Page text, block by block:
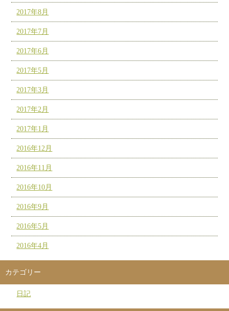
2017年8月
2017年7月
2017年6月
2017年5月
2017年3月
2017年2月
2017年1月
2016年12月
2016年11月
2016年10月
2016年9月
2016年5月
2016年4月
カテゴリー
日記